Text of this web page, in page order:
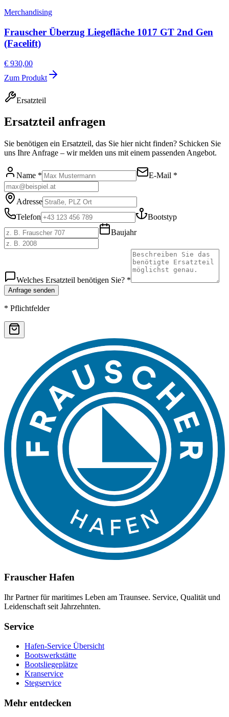
Merchandising
Frauscher Überzug Liegefläche 1017 GT 2nd Gen
(Facelift)
€ 930,00
Zum Produkt
Ersatzteil
Ersatzteil anfragen
Sie benötigen ein Ersatzteil, das Sie hier nicht finden? Schicken Sie
uns Ihre Anfrage – wir melden uns mit einem passenden Angebot.
Name * E-Mail *
Adresse
Telefon
Bootstyp
Baujahr
Welches Ersatzteil benötigen Sie? *
Anfrage senden
* Pflichtfelder
Frauscher Hafen
Ihr Partner für maritimes Leben am Traunsee. Service, Qualität und
Leidenschaft seit Jahrzehnten.
Service
Hafen-Service Übersicht
Bootswerkstätte
Bootsliegeplätze
Kranservice
Stegservice
Mehr entdecken